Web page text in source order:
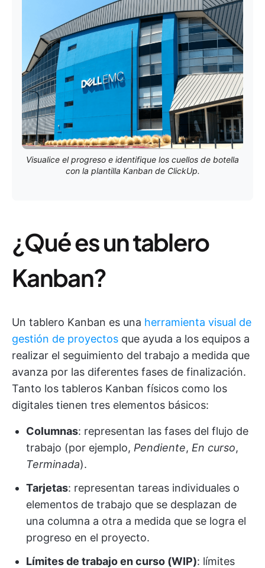
Visualice el progreso e identifique los cuellos de botella
con la plantilla Kanban de ClickUp.
¿Qué es un tablero
Kanban?
Un tablero Kanban es una herramienta visual de
gestión de proyectos que ayuda a los equipos a
realizar el seguimiento del trabajo a medida que
avanza por las diferentes fases de finalización.
Tanto los tableros Kanban físicos como los
digitales tienen tres elementos básicos:
Columnas: representan las fases del flujo de
trabajo (por ejemplo, Pendiente, En curso,
Terminada).
Tarjetas: representan tareas individuales o
elementos de trabajo que se desplazan de
una columna a otra a medida que se logra el
progreso en el proyecto.
Límites de trabajo en curso (WIP): límites